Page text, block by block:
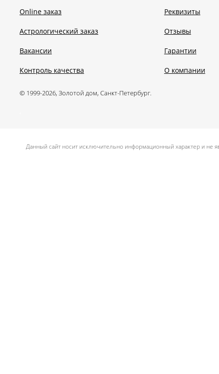
Online заказ
Астрологический заказ
Вакансии
Контроль качества
Реквизиты
Отзывы
Гарантии
О компании
© 1999-2026, Золотой дом, Санкт-Петербург.
Данный сайт носит исключительно информационный характер и не